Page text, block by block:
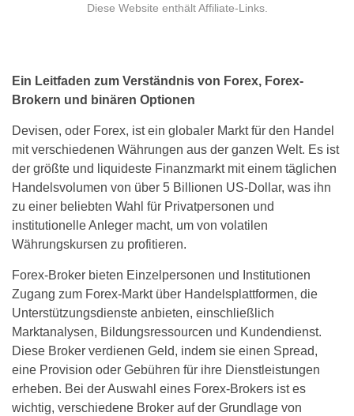
Diese Website enthält Affiliate-Links.
Ein Leitfaden zum Verständnis von Forex, Forex-
Brokern und binären Optionen
Devisen, oder Forex, ist ein globaler Markt für den Handel
mit verschiedenen Währungen aus der ganzen Welt. Es ist
der größte und liquideste Finanzmarkt mit einem täglichen
Handelsvolumen von über 5 Billionen US-Dollar, was ihn
zu einer beliebten Wahl für Privatpersonen und
institutionelle Anleger macht, um von volatilen
Währungskursen zu profitieren.
Forex-Broker bieten Einzelpersonen und Institutionen
Zugang zum Forex-Markt über Handelsplattformen, die
Unterstützungsdienste anbieten, einschließlich
Marktanalysen, Bildungsressourcen und Kundendienst.
Diese Broker verdienen Geld, indem sie einen Spread,
eine Provision oder Gebühren für ihre Dienstleistungen
erheben. Bei der Auswahl eines Forex-Brokers ist es
wichtig, verschiedene Broker auf der Grundlage von